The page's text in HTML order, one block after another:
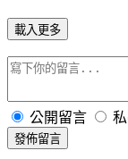
載入更多
公開留言
發佈留言